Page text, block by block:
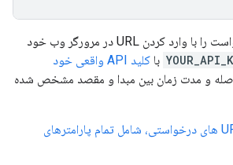
این درخواست را با وارد کردن URL در مرورگر وب خود
با کلید API واقعی خود
و مدت زمان بین مبدا و مقصد مشخص شده
URL های درخواستی، شامل تمام پارامترهای